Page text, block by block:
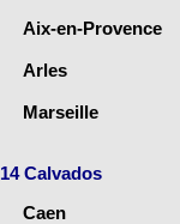
Aix-en-Provence
Arles
Marseille
14 Calvados
Caen